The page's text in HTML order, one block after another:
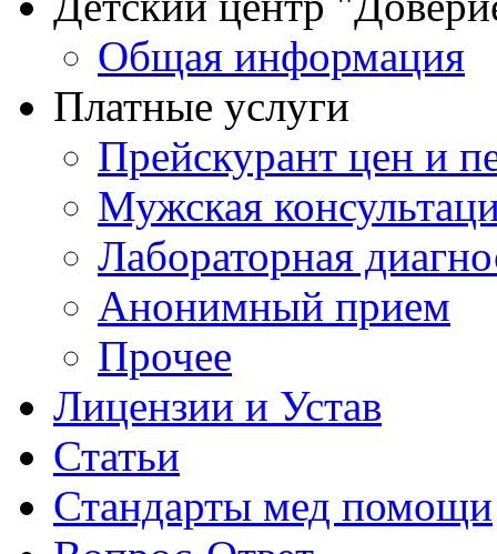
Общая информация
Платные услуги
Прейскурант цен и
Мужская
Лабораторная
Анонимный прием
Прочее
Лицензии и Устав
Статьи
Стандарты мед помощи